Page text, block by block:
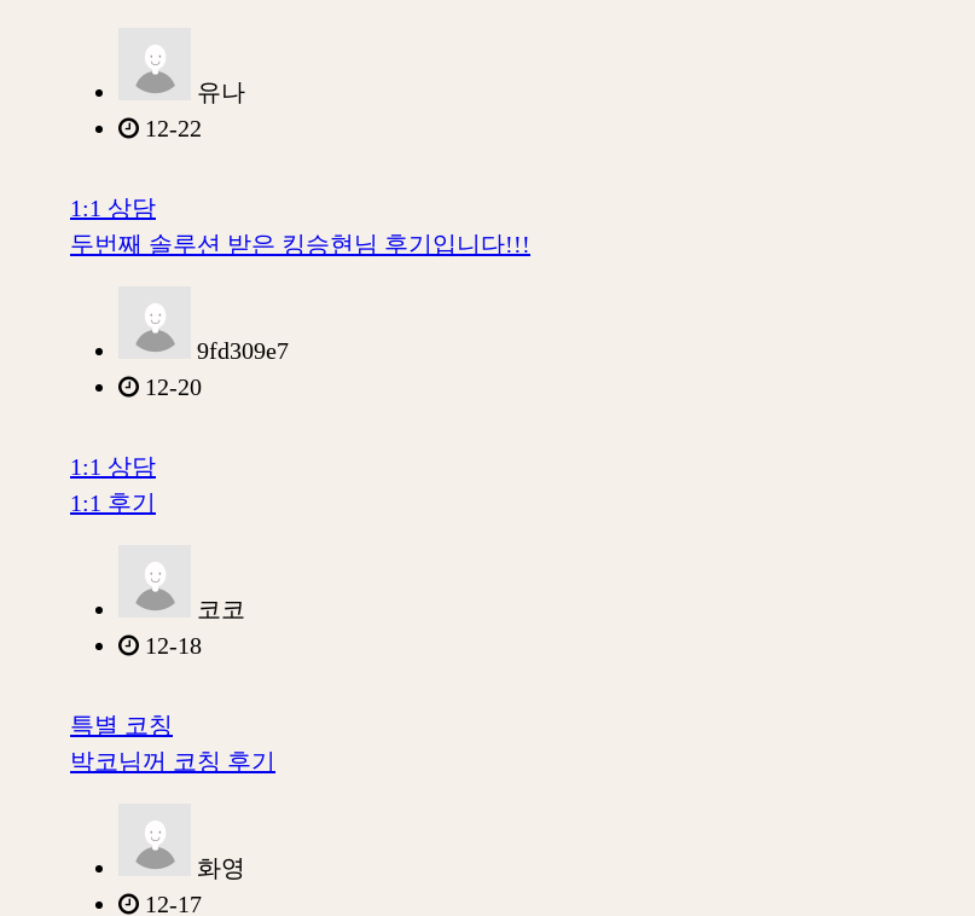
유나
12-22
1:1 상담
두번째 솔루션 받은 킹승현님 후기입니다!!!
9fd309e7
12-20
1:1 상담
1:1 후기
코코
12-18
특별 코칭
박코님꺼 코칭 후기
화영
12-17